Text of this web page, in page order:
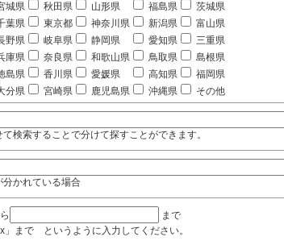
城県 秋田県 山形県 福島県
茨城県
葉県 東京都 神奈川県 新潟県
富山県
野県 岐阜県 静岡県 愛知県
三重県
庫県 奈良県 和歌山県 鳥取県
島根県
島県 香川県 愛媛県 高知県
福岡県
分県 宮崎県 鹿児島県 沖縄県 その他
検索することで分けて探すことができます。
かれている場合
まで
まで というように入力してください。